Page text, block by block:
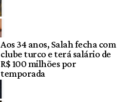
Aos 34 anos, Salah fecha com
clube turco e terá salário de
R$ 100 milhões por
temporada